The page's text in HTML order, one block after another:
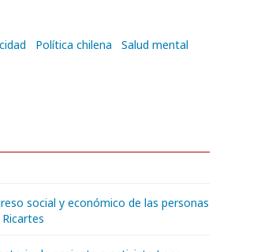
Política chilena
Salud mental
social y económico de las personas